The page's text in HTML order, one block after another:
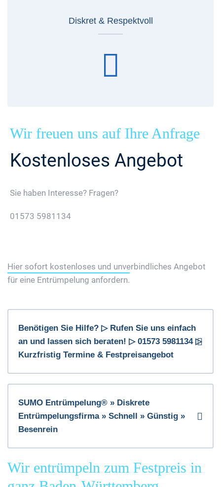
Diskret & Respektvoll
Wir freuen uns auf Ihre Anfrage
Kostenloses Angebot
Sie haben Interesse? Fragen?
01573 5981134
Hier sofort kostenloses und unverbindliches Angebot
für eine Entrümpelung anfordern.
Benötigen Sie Hilfe? ▷ Rufen Sie uns einfach
an und lassen sich beraten! ▷ 01573 5981134 ▷
Kurzfristig Termine & Festpreisangebot
SUMO Entrümpelung® » Diskrete
Entrümpelungsfirma » Schnell » Günstig »
Besenrein
Wir entrümpeln zum Festpreis in